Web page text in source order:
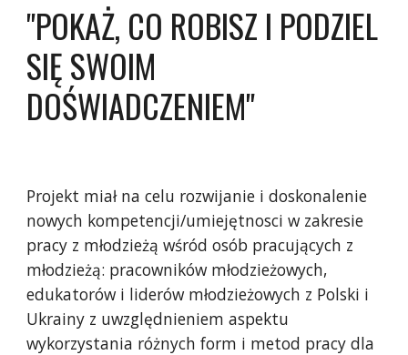
"POKAŻ, CO ROBISZ I PODZIEL
SIĘ SWOIM
DOŚWIADCZENIEM"
Projekt miał na celu rozwijanie i doskonalenie
nowych kompetencji/umiejętnosci w zakresie
pracy z młodzieżą wśród osób pracujących z
młodzieżą: pracowników młodzieżowych,
edukatorów i liderów młodzieżowych z Polski i
Ukrainy z uwzględnieniem aspektu
wykorzystania różnych form i metod pracy dla